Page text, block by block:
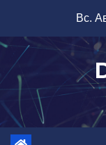
содержимому
Вс.